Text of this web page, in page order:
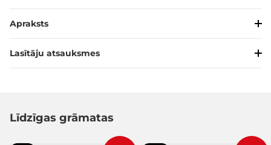
Apraksts
Lasītāju atsauksmes
Līdzīgas grāmatas